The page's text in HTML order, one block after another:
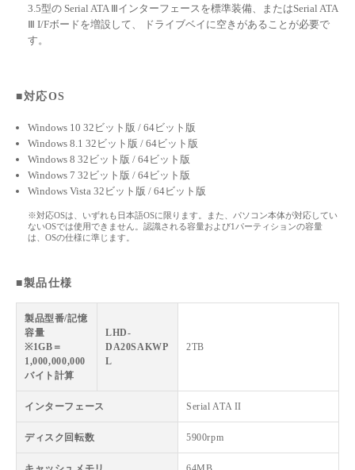
3.5型の Serial ATA Ⅲインターフェースを標準装備、またはSerial ATA
Ⅲ I/Fボードを増設して、 ドライブベイに空きがあることが必要で
す。
■対応OS
Windows 10 32ビット版 / 64ビット版
Windows 8.1 32ビット版 / 64ビット版
Windows 8 32ビット版 / 64ビット版
Windows 7 32ビット版 / 64ビット版
Windows Vista 32ビット版 / 64ビット版
※対応OSは、いずれも日本語OSに限ります。また、パソコン本体が対応してい
ないOSでは使用できません。認識される容量および1パーティションの容量
は、OSの仕様に準じます。
■製品仕様
製品型番/記憶
容量
※1GB＝
1,000,000,000
バイト計算
LHD-
DA20SAKWP
L
2TB
インターフェース Serial ATA II
ディスク回転数 5900rpm